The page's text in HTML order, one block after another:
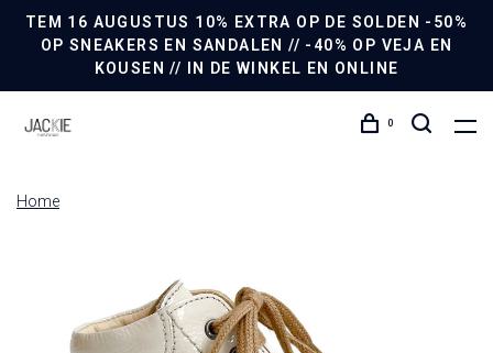
TEM 16 AUGUSTUS 10% EXTRA OP DE SOLDEN -50%
OP SNEAKERS EN SANDALEN // -40% OP VEJA EN
KOUSEN // IN DE WINKEL EN ONLINE
0
Home